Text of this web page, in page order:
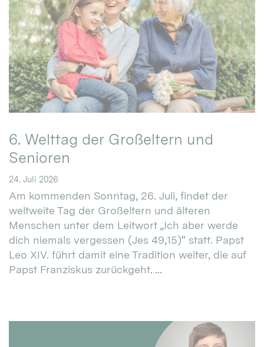
6. Welttag der Großeltern und
Senioren
24. Juli 2026
Am kommenden Sonntag, 26. Juli, findet der
weltweite Tag der Großeltern und älteren
Menschen unter dem Leitwort „Ich aber werde
dich niemals vergessen (Jes 49,15)“ statt. Papst
Leo XIV. führt damit eine Tradition weiter, die auf
Papst Franziskus zurückgeht. ...